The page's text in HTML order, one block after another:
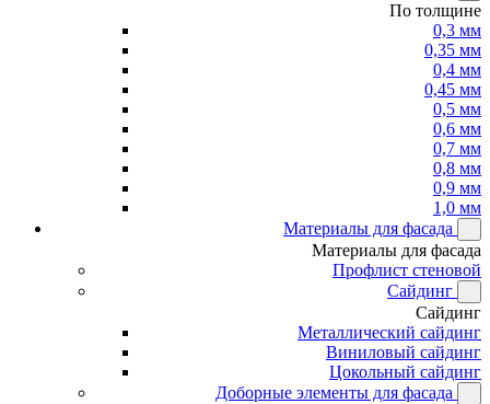
По толщине
0,3 мм
0,35 мм
0,4 мм
0,45 мм
0,5 мм
0,6 мм
0,7 мм
0,8 мм
0,9 мм
1,0 мм
Материалы для фасада
Материалы для фасада
Профлист стеновой
Сайдинг
Сайдинг
Металлический сайдинг
Виниловый сайдинг
Цокольный сайдинг
Доборные элементы для фасада